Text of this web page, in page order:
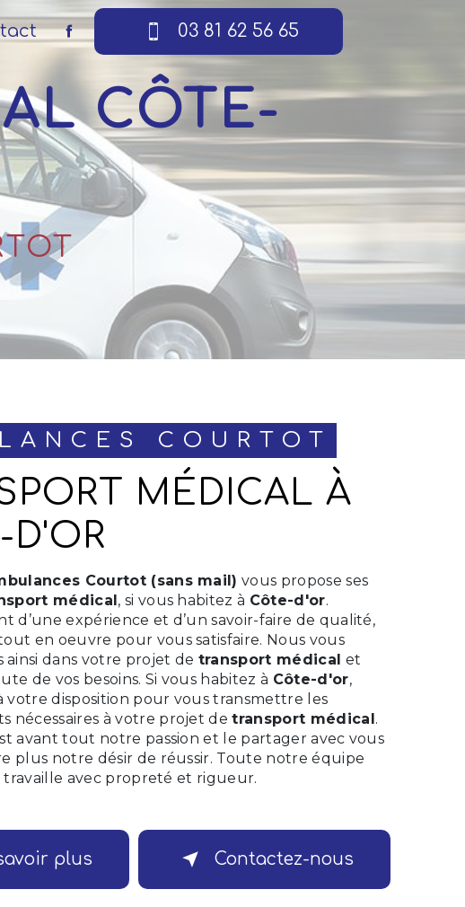
03 81 62 56 65
COURTOT
D'OR
Courtot (sans mail) vous propose ses
médical , si vous habitez à Côte-d'or.
d’une expérience et d’un savoir-faire de qualité,
en oeuvre pour vous satisfaire. Nous vous
ainsi dans votre projet de transport médical et
de vos besoins. Si vous habitez à Côte-d'or,
votre disposition pour vous transmettre les
nécessaires à votre projet detransport médical .
avant tout notre passion et le partager avec vous
plus notre désir de réussir. Toute notre équipe
avec propreté et rigueur.
plus Contactez-nous